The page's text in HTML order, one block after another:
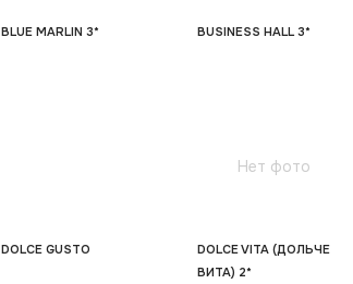
BLUE MARLIN 3* BUSINESS HALL 3*
DOLCE GUSTO
Нет фото
DOLCE VITA (ДОЛЬЧЕ
ВИТА) 2*